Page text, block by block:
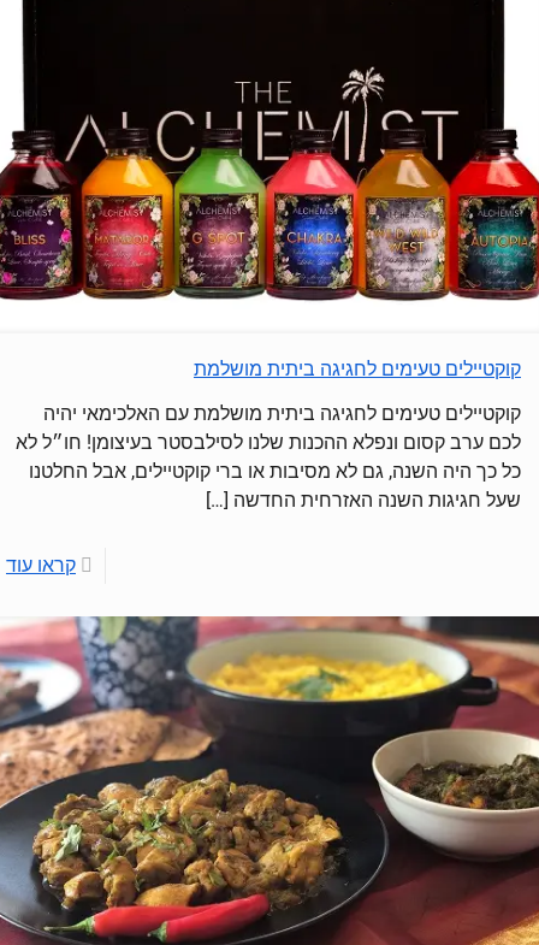
קוקטיילים טעימים לחגיגה ביתית מושלמת
קוקטיילים טעימים לחגיגה ביתית מושלמת עם האלכימאי יהיה
לכם ערב קסום ונפלא ההכנות שלנו לסילבסטר בעיצומן! חו״ל לא
כל כך היה השנה, גם לא מסיבות או ברי קוקטיילים, אבל החלטנו
שעל חגיגות השנה האזרחית החדשה […]
קראו עוד